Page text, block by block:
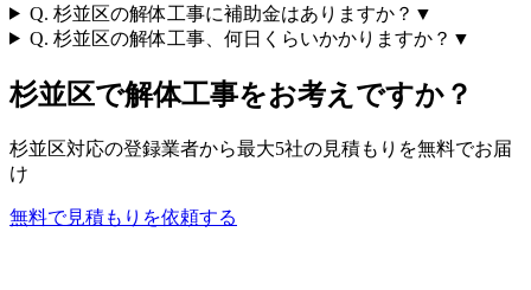
Q. 杉並区の解体工事に補助金はありますか？ ▼
Q. 杉並区の解体工事、何日くらいかかりますか？ ▼
杉並区で解体工事をお考えですか？
杉並区対応の登録業者から最大5社の見積もりを無料でお届
け
無料で見積もりを依頼する